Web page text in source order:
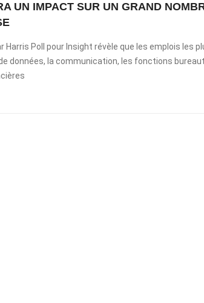
UN IMPACT SUR UN GRAND
Harris Poll pour Insight révèle que les emplois les
données, la communication, les fonctions